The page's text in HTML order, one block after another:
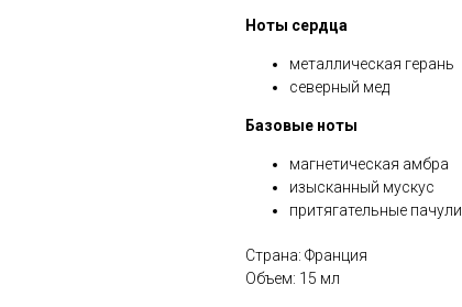
Ноты сердца
металлическая герань
северный мед
Базовые ноты
магнетическая амбра
изысканный мускус
притягательные пачули
Страна: Франция
Объем: 15 мл